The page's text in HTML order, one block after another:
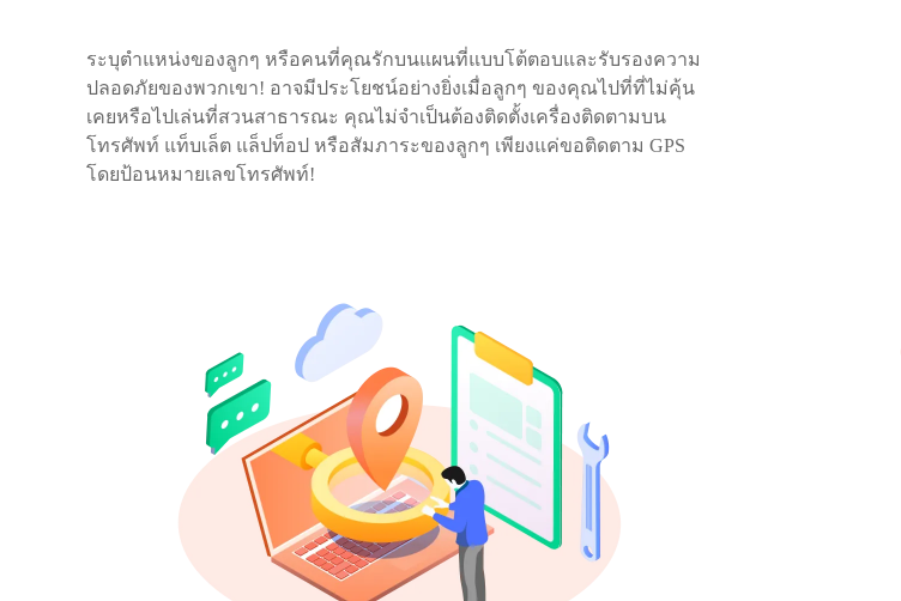
ระบุตำแหน่งของลูกๆ หรือคนที่คุณรักบนแผนที่แบบโต้ตอบและรับรองความ
ปลอดภัยของพวกเขา! อาจมีประโยชน์อย่างยิ่งเมื่อลูกๆ ของคุณไปที่ที่ไม่คุ้น
เคยหรือไปเล่นที่สวนสาธารณะ คุณไม่จำเป็นต้องติดตั้งเครื่องติดตามบน
โทรศัพท์ แท็บเล็ต แล็ปท็อป หรือสัมภาระของลูกๆ เพียงแค่ขอติดตาม GPS
โดยป้อนหมายเลขโทรศัพท์!